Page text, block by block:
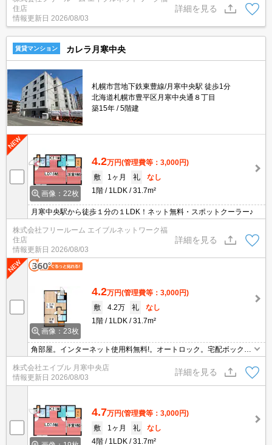
住店
情報更新日 2026/08/03
詳細を見る
賃貸マンション カレラ月寒中央
札幌市営地下鉄東豊線/月寒中央駅 徒歩1分
北海道札幌市豊平区月寒中央通８丁目
築15年
5階建
画像：22枚
4.2万円(管理費等：3,000円)
敷
1ヶ月 礼
なし
1階
1LDK 31.7m²
月寒中央駅から徒歩１分の１LDK！ネット無料・スポットクーラー♪
株式会社フリールーム エイブルネットワーク福
住店
情報更新日 2026/08/03
詳細を見る
画像：23枚
4.2万円(管理費等：3,000円)
敷
4.2万 礼
なし
1階
1LDK 31.7m²
角部屋。インターネット使用料無料!。オートロック。宅配ボックス
あり。温水洗浄便座付き。TVインターホン付き。灯油FF。シャワー
付独立洗面台。初期費用クレジット払い可能。駐輪場有。駅まで徒
歩1分圏内!。
株式会社エイブル 月寒中央店
情報更新日 2026/08/03
詳細を見る
4.7万円(管理費等：3,000円)
敷
1ヶ月 礼
なし
4階
1LDK 31.7m²